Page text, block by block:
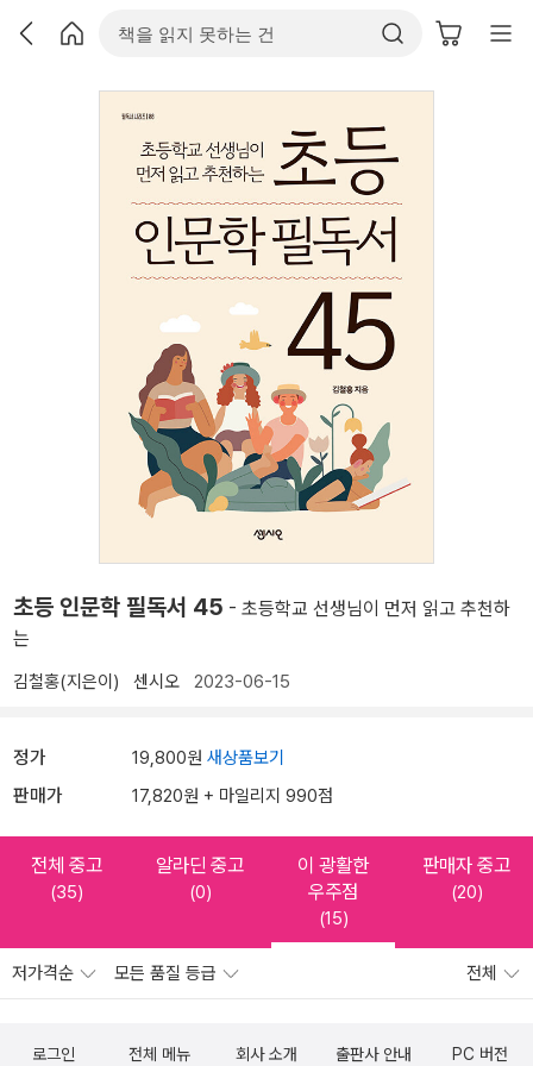
초등 인문학 필독서 45 - 초등학교 선생님이 먼저 읽고 추천하
는
김철홍(지은이) 센시오 2023-06-15
정가 19,800원 새상품보기
판매가 17,820원 + 마일리지 990점
전체 중고
(35)
알라딘 중고
(0)
이 광활한
우주점
(15)
판매자 중고
(20)
저가격순 모든 품질 등급 전체
로그인 전체 메뉴 회사 소개 출판사 안내 PC 버전